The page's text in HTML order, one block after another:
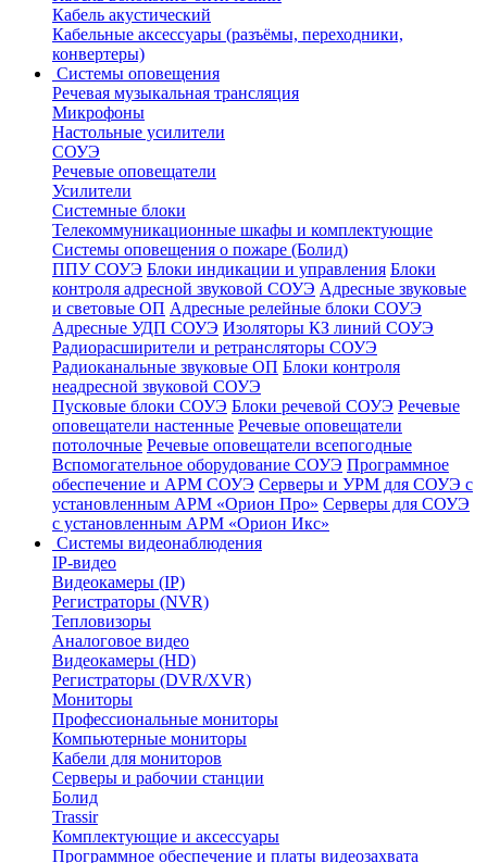
Кабель акустический
Кабельные аксессуары (разъёмы, переходники,
конвертеры)
Системы оповещения
Речевая музыкальная трансляция
Микрофоны
Настольные усилители
СОУЭ
Речевые оповещатели
Усилители
Системные блоки
Телекоммуникационные шкафы и комплектующие
Системы оповещения о пожаре (Болид)
ППУ СОУЭ Блоки индикации и управления Блоки
контроля адресной звуковой СОУЭ Адресные звуковые
и световые ОП Адресные релейные блоки СОУЭ
Адресные УДП СОУЭ Изоляторы КЗ линий СОУЭ
Радиорасширители и ретрансляторы СОУЭ
Радиоканальные звуковые ОП Блоки контроля
неадресной звуковой СОУЭ
Пусковые блоки СОУЭ Блоки речевой СОУЭ Речевые
оповещатели настенные Речевые оповещатели
потолочные Речевые оповещатели всепогодные
Вспомогательное оборудование СОУЭ Программное
обеспечение и АРМ СОУЭ Серверы и УРМ для СОУЭ с
установленным АРМ «Орион Про» Серверы для СОУЭ
с установленным АРМ «Орион Икс»
Системы видеонаблюдения
IP-видео
Видеокамеры (IP)
Регистраторы (NVR)
Тепловизоры
Аналоговое видео
Видеокамеры (HD)
Регистраторы (DVR/XVR)
Мониторы
Профессиональные мониторы
Компьютерные мониторы
Кабели для мониторов
Серверы и рабочии станции
Болид
Trassir
Комплектующие и аксессуары
Программное обеспечение и платы видеозахвата